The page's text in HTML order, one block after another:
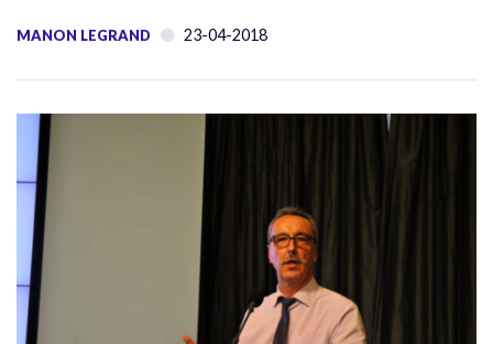
MANON LEGRAND 23-04-2018